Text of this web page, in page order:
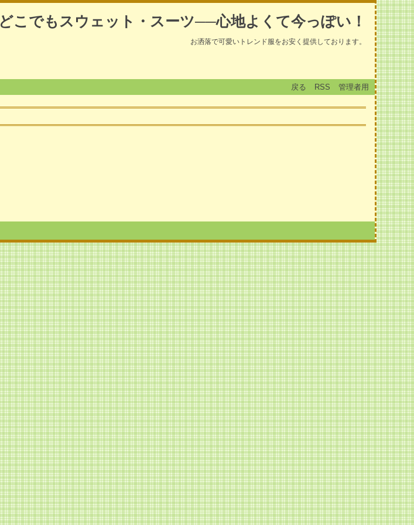
どこでもスウェット・スーツ──心地よくて今っぽい！
お洒落で可愛いトレンド服をお安く提供しております。
戻る RSS 管理者用